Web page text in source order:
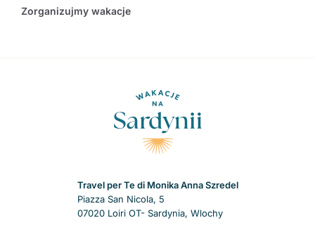
Zorganizujmy wakacje
Travel per Te di Monika Anna Szredel
Piazza San Nicola, 5
07020 Loiri OT- Sardynia, Wlochy